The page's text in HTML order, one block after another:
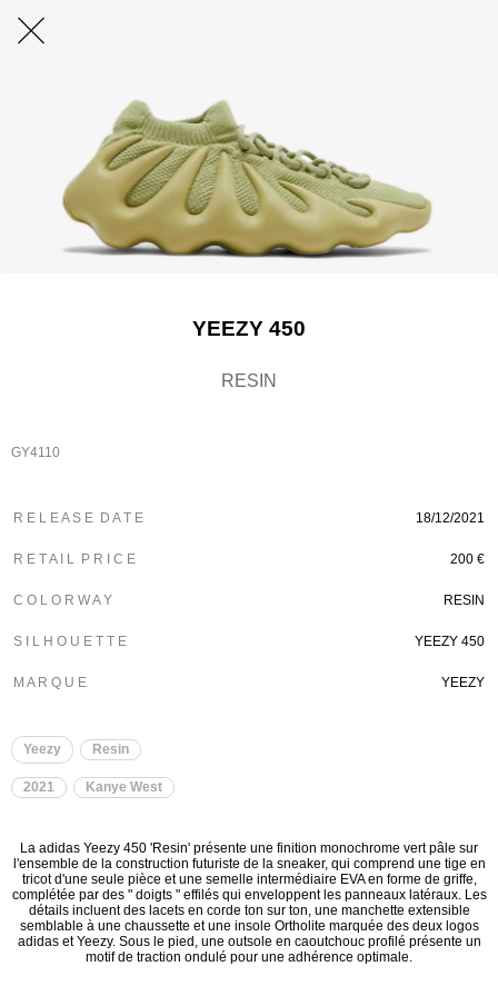
YEEZY 450
RESIN
GY4110
R E L E A S E D A T E 18/12/2021
R E T A I L P R I C E 200 €
C O L O R W A Y RESIN
S I L H O U E T T E YEEZY 450
M A R Q U E YEEZY
Yeezy Resin
2021 Kanye West
La adidas Yeezy 450 'Resin' présente une finition monochrome vert pâle sur
l'ensemble de la construction futuriste de la sneaker, qui comprend une tige en
tricot d'une seule pièce et une semelle intermédiaire EVA en forme de griffe,
complétée par des " doigts " effilés qui enveloppent les panneaux latéraux. Les
détails incluent des lacets en corde ton sur ton, une manchette extensible
semblable à une chaussette et une insole Ortholite marquée des deux logos
adidas et Yeezy. Sous le pied, une outsole en caoutchouc profilé présente un
motif de traction ondulé pour une adhérence optimale.